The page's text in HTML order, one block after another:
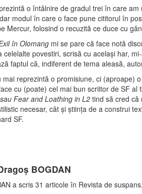
o întâlnire de gradul trei în care
modul în care o face pune cititorul în
Mercur, folosind o recuzită ce duce cu
în Olomang mi se pare că face notă
celelalte povestiri, scrisă cu acelaşi har,
faptul că, indiferent de tema aleasă,
mai reprezintă o promisiune, ci (aproape)
cu (poate) cel mai bun scriitor de SF
Fear and Loathing in L2 tind să cred că
necesar, cât şi ştiinţa de a construi
SF.
BOGDAN
a scris 31 articole în Revista de suspans.